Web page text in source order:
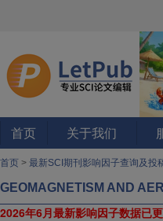
首页 关于我们
首页 > 最新SCI期刊影响因子查询及投
GEOMAGNETISM AND
2026年6月最新影响因子数据已